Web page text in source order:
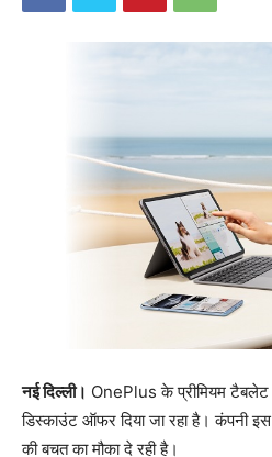
नई दिल्ली। OnePlus के प्रीमियम
डिस्काउंट ऑफर दिया जा रहा है। कंपनी
की बचत का मौका दे रही है।